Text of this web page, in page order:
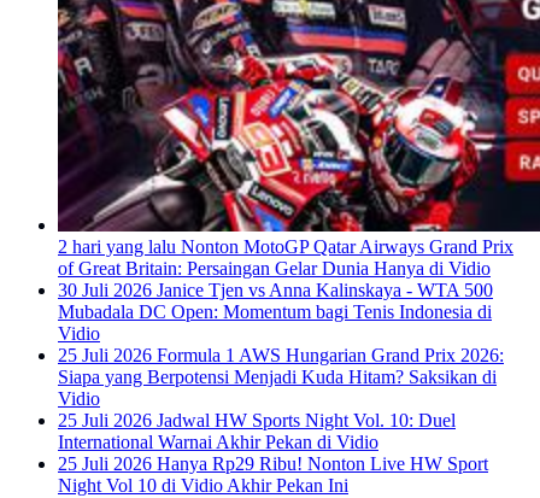
2 hari yang lalu Nonton MotoGP Qatar Airways Grand Prix
of Great Britain: Persaingan Gelar Dunia Hanya di Vidio
30 Juli 2026 Janice Tjen vs Anna Kalinskaya - WTA 500
Mubadala DC Open: Momentum bagi Tenis Indonesia di
Vidio
25 Juli 2026 Formula 1 AWS Hungarian Grand Prix 2026:
Siapa yang Berpotensi Menjadi Kuda Hitam? Saksikan di
Vidio
25 Juli 2026 Jadwal HW Sports Night Vol. 10: Duel
International Warnai Akhir Pekan di Vidio
25 Juli 2026 Hanya Rp29 Ribu! Nonton Live HW Sport
Night Vol 10 di Vidio Akhir Pekan Ini